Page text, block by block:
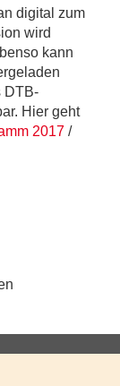
digital zum
wird
kann
DTB-
Hier geht
2017 /